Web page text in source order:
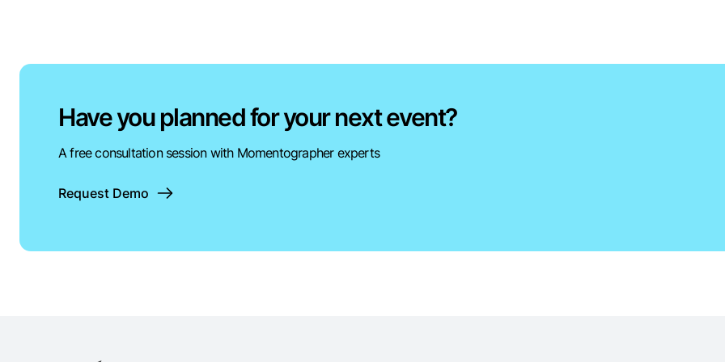
Have you planned for your next event?
A free consultation session with Momentographer experts
Request Demo